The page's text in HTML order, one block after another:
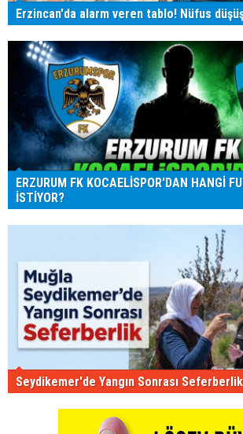
Erzincan'da alarm veren tablo! Nüfus
ERZURUM FK KOCAELİSPOR'DAN HANGİ
İSTİYOR?
Seydikemer'de Yangın Sonrası Seferberlik